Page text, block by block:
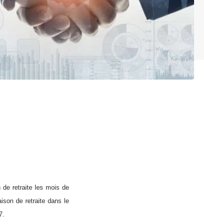
de retraite les mois de
de retraite dans le